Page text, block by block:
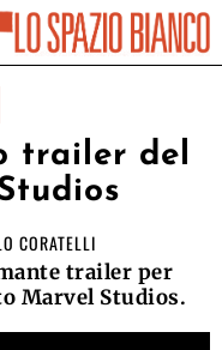
trailer del
CORATELLI
trailer per
Marvel Studios.